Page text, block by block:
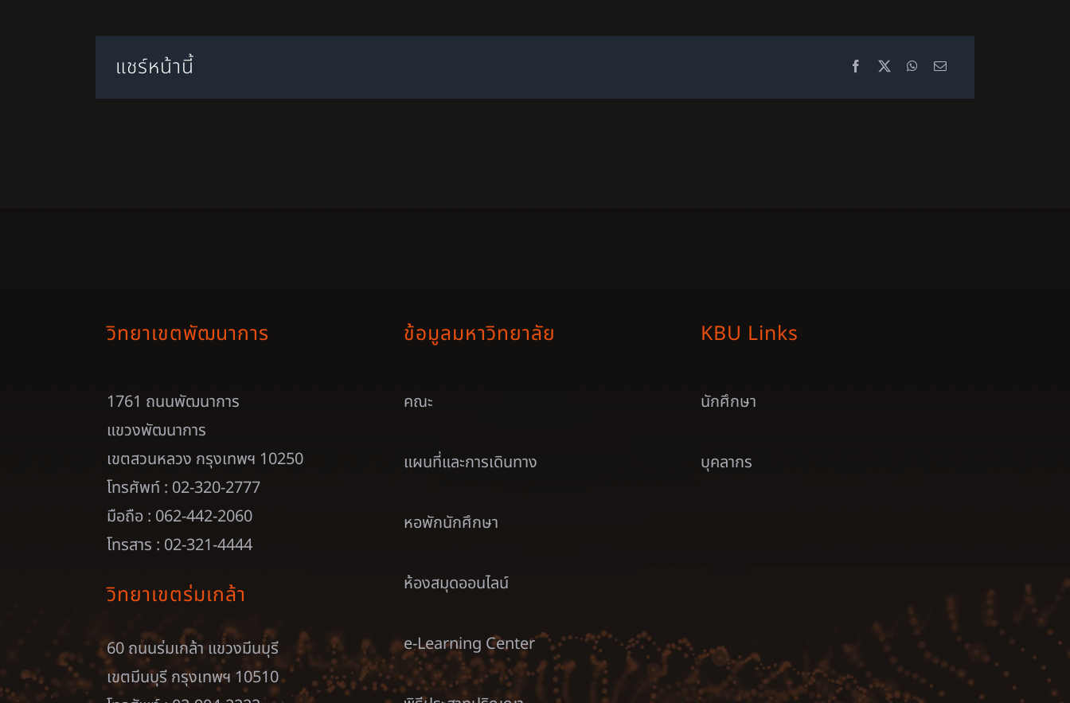
แชร์หน้านี้
วิทยาเขตพัฒนาการ
1761 ถนนพัฒนาการ
แขวงพัฒนาการ
เขตสวนหลวง กรุงเทพฯ 10250
โทรศัพท์ : 02-320-2777
มือถือ : 062-442-2060
โทรสาร : 02-321-4444
วิทยาเขตร่มเกล้า
60 ถนนร่มเกล้า แขวงมีนบุรี
เขตมีนบุรี กรุงเทพฯ 10510
ข้อมูลมหาวิทยาลัย
คณะ
แผนที่และการเดินทาง
หอพักนักศึกษา
ห้องสมุดออนไลน์
e-Learning Center
KBU Links
นักศึกษา
บุคลากร